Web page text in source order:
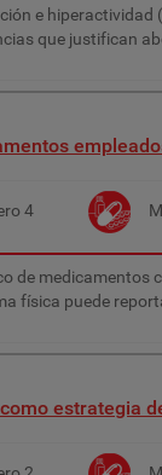
e hiperactividad
que justifican
4
de medicamentos
física puede
estrategia